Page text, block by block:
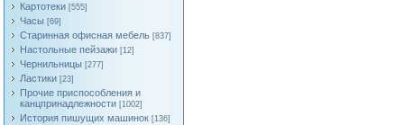
Картотеки [555]
Часы [69]
Старинная офисная мебель [837]
Настольные пейзажи [12]
Чернильницы [277]
Ластики [23]
Прочие приспособления и
канцпринадлежности [1002]
История пишущих машинок [136]